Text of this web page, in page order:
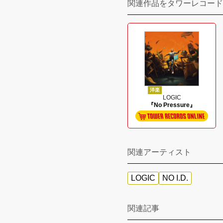
関連作品をタワーレコー
洋楽
LOGIC
『No Pressure』
関連アーティスト
LOGIC NO I.D.
関連記事